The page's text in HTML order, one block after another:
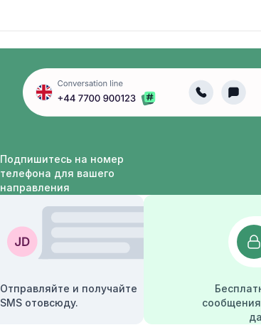
Подпишитесь на номер
телефона для вашего
направления
Отправляйте и получайте
SMS отовсюду.